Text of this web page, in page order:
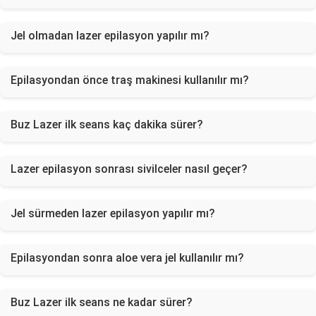
Jel olmadan lazer epilasyon yapılır mı?
Epilasyondan önce traş makinesi kullanılır mı?
Buz Lazer ilk seans kaç dakika sürer?
Lazer epilasyon sonrası sivilceler nasıl geçer?
Jel sürmeden lazer epilasyon yapılır mı?
Epilasyondan sonra aloe vera jel kullanılır mı?
Buz Lazer ilk seans ne kadar sürer?